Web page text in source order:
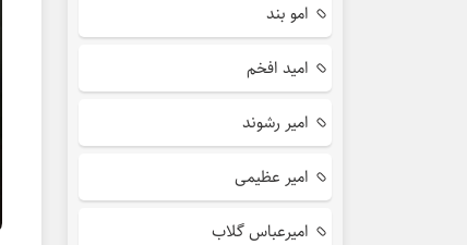
امو بند
امید افخم
امیر رشوند
امیر عظیمی
امیرعباس گلاب